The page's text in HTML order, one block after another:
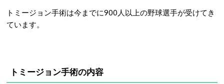
トミージョン手術は今までに900人以上の野球選手が受けてき
ています。
トミージョン手術の内容